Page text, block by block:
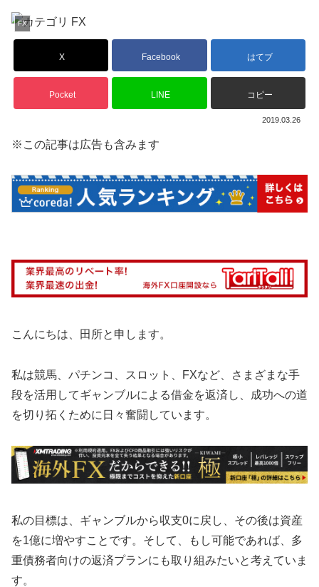
FX
X Facebook はてブ
Pocket LINE コピー
2019.03.26
※この記事は広告も含みます
こんにちは、田所と申します。
私は競馬、パチンコ、スロット、FXなど、さまざまな手
段を活用してギャンブルによる借金を返済し、成功への道
を切り拓くために日々奮闘しています。
私の目標は、ギャンブルから収支0に戻し、その後は資産
を1億に増やすことです。そして、もし可能であれば、多
重債務者向けの返済プランにも取り組みたいと考えていま
す。